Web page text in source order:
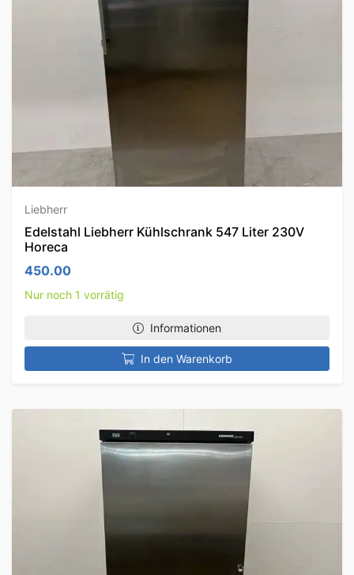
Liebherr
Edelstahl Liebherr Kühlschrank 547 Liter 230V
Horeca
450.00
Nur noch 1 vorrätig
Informationen
In den Warenkorb